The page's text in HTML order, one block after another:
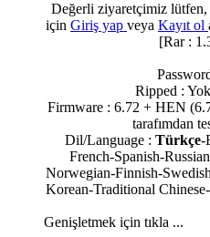
Değerli ziyaretçimiz
için Giriş yap veya Kayıt ol
[Rar :
Ripped :
Firmware : 6.72 + HEN
tarafımdan
Dil/Language : Türkçe-
French-Spanish-
Norwegian-Finnish-
Korean-Traditional
Genişletmek için tıkla ...